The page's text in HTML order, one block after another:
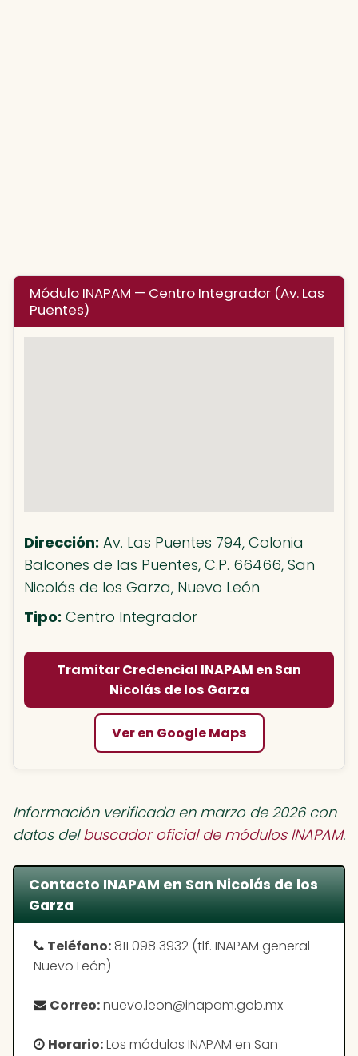
Módulo INAPAM — Centro Integrador (Av. Las
Puentes)
Dirección: Av. Las Puentes 794, Colonia
Balcones de las Puentes, C.P. 66466, San
Nicolás de los Garza, Nuevo León
Tipo: Centro Integrador
Tramitar Credencial INAPAM en San
Nicolás de los Garza
Ver en Google Maps
Información verificada en marzo de 2026 con
datos delbuscador oficial de módulos INAPAM.
Contacto INAPAM en San Nicolás de los
Garza
Teléfono:811 098 3932 (tlf. INAPAM general
Nuevo León)
Correo:nuevo.leon@inapam.gob.mx
Horario:Los módulos INAPAM en San